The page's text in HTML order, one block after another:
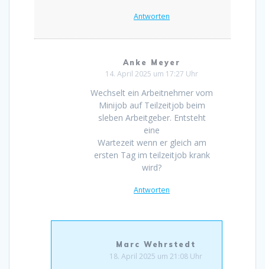
Antworten
Anke Meyer
14. April 2025 um 17:27 Uhr
Wechselt ein Arbeitnehmer vom
Minijob auf Teilzeitjob beim
sleben Arbeitgeber. Entsteht
eine
Wartezeit wenn er gleich am
ersten Tag im teilzeitjob krank
wird?
Antworten
Marc Wehrstedt
18. April 2025 um 21:08 Uhr